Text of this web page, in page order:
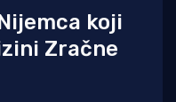
koji
Zračne